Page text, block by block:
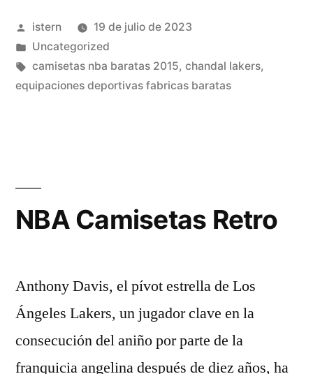
bulls»
Publicado
por
istern
19 de julio de 2023
Publicado
en
Uncategorized
Etiquetas:
camisetas nba baratas 2015, chandal lakers,
equipaciones deportivas fabricas baratas
NBA Camisetas Retro
Anthony Davis, el pívot estrella de Los
Ángeles Lakers, un jugador clave en la
consecución del aniño por parte de la
franquicia angelina después de diez años, ha